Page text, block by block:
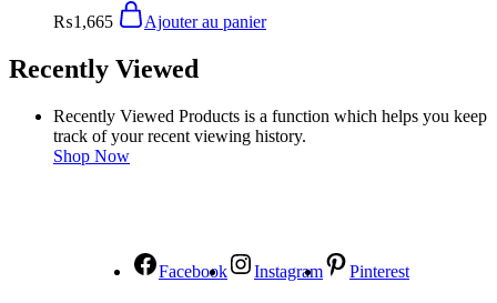
₨1,665 Ajouter au panier
Recently Viewed
Recently Viewed Products is a function which helps you keep
track of your recent viewing history.
Shop Now
Facebook Instagram Pinterest